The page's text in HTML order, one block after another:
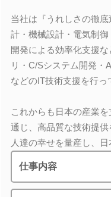
当社は『うれしさの徹
計・機械設計・電気制
開発による効率化支援
リ・C/Sシステム開発・
などのIT技術支援を行っ
これからも日本の産業
通じ、高品質な技術提
人達の幸せを量産し、日
仕事内容